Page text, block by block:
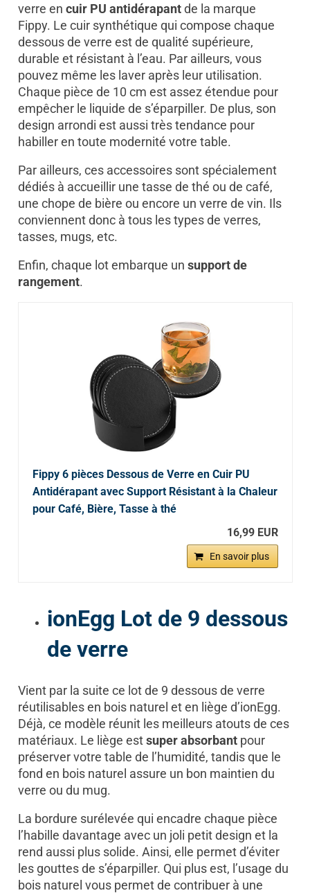
verre en cuir PU antidérapantde la marque
Fippy. Le cuir synthétique qui compose chaque
dessous de verre est de qualité supérieure,
durable et résistant à l’eau. Par ailleurs, vous
pouvez même les laver après leur utilisation.
Chaque pièce de 10 cm est assez étendue pour
empêcher le liquide de s’éparpiller. De plus, son
design arrondi est aussi très tendance pour
habiller en toute modernité votre table.
Par ailleurs, ces accessoires sont spécialement
dédiés à accueillir une tasse de thé ou de café,
une chope de bière ou encore un verre de vin. Ils
conviennent donc à tous les types de verres,
tasses, mugs, etc.
Enfin, chaque lot embarque un support de
rangement.
Fippy 6 pièces Dessous de Verre en Cuir PU
Antidérapant avec Support Résistant à la Chaleur
pour Café, Bière, Tasse à thé
16,99 EUR
En savoir plus
ionEgg Lot de 9 dessous
de verre
Vient par la suite ce lot de 9 dessous de verre
réutilisables en bois naturel et en liège d’ionEgg.
Déjà, ce modèle réunit les meilleurs atouts de ces
matériaux. Le liège estsuper absorbantpour
préserver votre table de l’humidité, tandis que le
fond en bois naturel assure un bon maintien du
verre ou du mug.
La bordure surélevée qui encadre chaque pièce
l’habille davantage avec un joli petit design et la
rend aussi plus solide. Ainsi, elle permet d’éviter
les gouttes de s’éparpiller. Qui plus est, l’usage du
bois naturel vous permet de contribuer à une